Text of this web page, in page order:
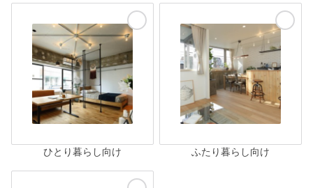
ひとり暮らし向け ふたり暮らし向け